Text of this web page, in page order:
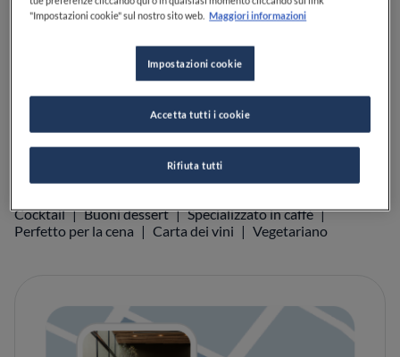
Cocktail
Buoni dessert
Specializzato in caffè
Perfetto per la cena
Carta dei vini Vegetariano
"Impostazioni cookie" sul nostro sito web. Maggiori informazioni
Impostazioni cookie
Rifiuta tutti
Accetta tutti i cookie